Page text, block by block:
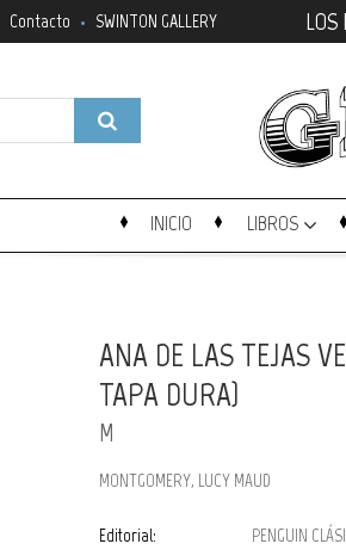
Contacto SWINTON GALLERY LOS
INICIO LIBROS
ANA DE LAS TEJAS
TAPA DURA)
M
MONTGOMERY, LUCY MAUD
Editorial:
PENGUIN